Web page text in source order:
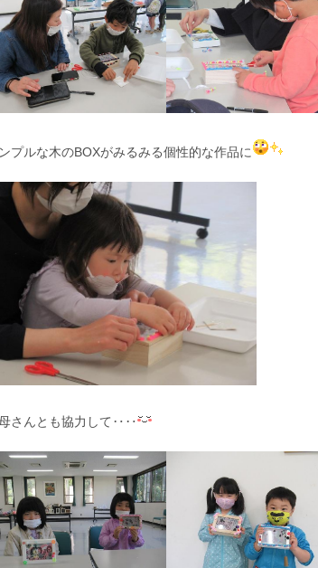
プルな木のBOXがみるみる個性的な作品に
さんとも協力して‥‥